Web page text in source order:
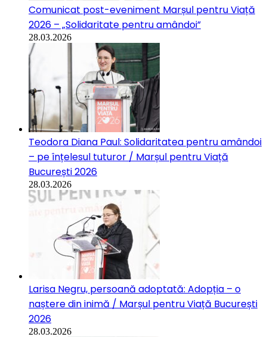
Comunicat post-eveniment Marșul pentru Viață
2026 – „Solidaritate pentru amândoi”
28.03.2026
Teodora Diana Paul: Solidaritatea pentru amândoi
– pe înțelesul tuturor / Marșul pentru Viață
București 2026
28.03.2026
Larisa Negru, persoană adoptată: Adopția – o
naștere din inimă / Marșul pentru Viață București
2026
28.03.2026